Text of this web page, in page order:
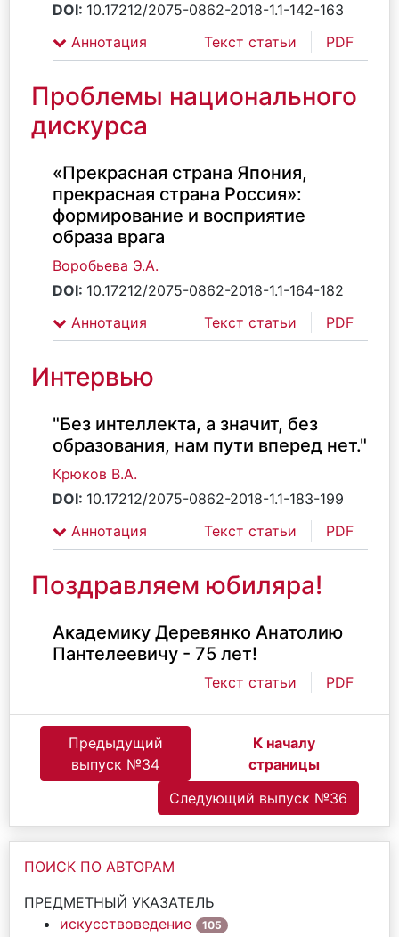
DOI: 10.17212/2075-0862-2018-1.1-142-163
Аннотация
Текст статьи PDF
Проблемы национального
дискурса
«Прекрасная страна Япония,
прекрасная страна Россия»:
формирование и восприятие
образа врага
Воробьева Э.А.
DOI: 10.17212/2075-0862-2018-1.1-164-182
Аннотация
Текст статьи PDF
Интервью
"Без интеллекта, а значит, без
образования, нам пути вперед нет."
Крюков В.А.
DOI: 10.17212/2075-0862-2018-1.1-183-199
Аннотация
Текст статьи PDF
Поздравляем юбиляра!
Академику Деревянко Анатолию
Пантелеевичу - 75 лет!
Текст статьи PDF
Предыдущий
выпуск №34
К началу
страницы
Следующий выпуск №36
ПОИСК ПО АВТОРАМ
ПРЕДМЕТНЫЙ УКАЗАТЕЛЬ
искусствоведение
105